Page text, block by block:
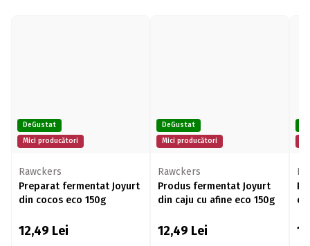
DeGustat
Mici producători
Rawckers
Preparat fermentat Joyurt
din cocos eco 150g
12,49 Lei
DeGustat
Mici producători
Rawckers
Produs fermentat Joyurt
din caju cu afine eco 150g
12,49 Lei